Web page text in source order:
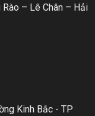
– Lê Chân – Hải
Kinh Bắc - TP